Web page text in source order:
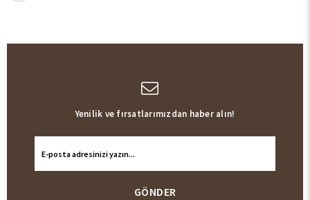
Yenilik ve fırsatlarımızdan haber alın!
GÖNDER